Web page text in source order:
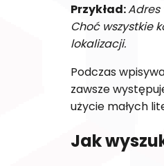
Przykład:Adres
Choć wszystkie
lokalizacji.
Podczas
zawsze
użycie małych
Jak